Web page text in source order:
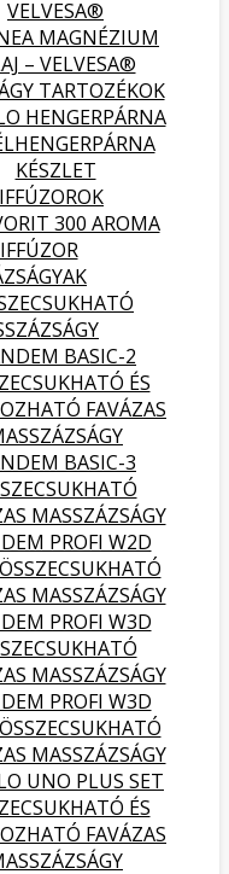
VELVESA®
MAGNÉZIUM
– VELVESA®
TARTOZÉKOK
HENGERPÁRNA
KÉSZLET
300 AROMA
BASIC-2
ÉS
FAVÁZAS
BASIC-3
MASSZÁZSÁGY
PROFI W2D
MASSZÁZSÁGY
PROFI W3D
MASSZÁZSÁGY
PROFI W3D
MASSZÁZSÁGY
UNO PLUS SET
ÉS
FAVÁZAS